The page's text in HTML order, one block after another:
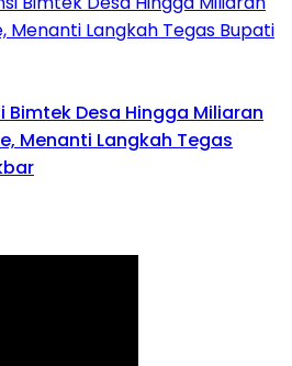
Bimtek Desa Hingga Miliaran
Menanti Langkah Tegas